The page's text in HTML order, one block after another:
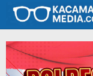
Lewati
konten